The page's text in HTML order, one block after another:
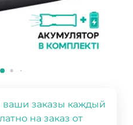
ваши заказы каждый
на заказ от